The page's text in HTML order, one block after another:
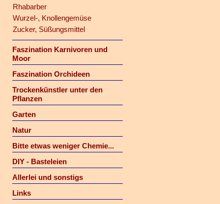
Rhabarber
Wurzel-, Knollengemüse
Zucker, Süßungsmittel
Faszination Karnivoren und
Moor
Faszination Orchideen
Trockenkünstler unter den
Pflanzen
Garten
Natur
Bitte etwas weniger Chemie...
DIY - Basteleien
Allerlei und sonstigs
Links